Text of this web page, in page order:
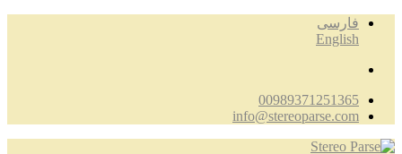
فارسی
English
00989371251365
info@stereoparse.com